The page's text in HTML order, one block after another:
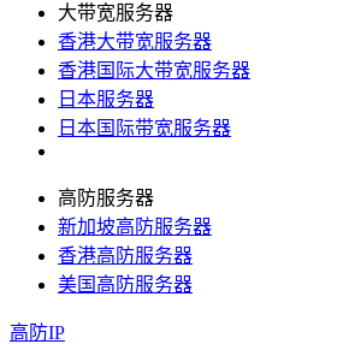
大带宽服务器
香港大带宽服务器
香港国际大带宽服务器
日本服务器
日本国际带宽服务器
高防服务器
新加坡高防服务器
香港高防服务器
美国高防服务器
高防IP